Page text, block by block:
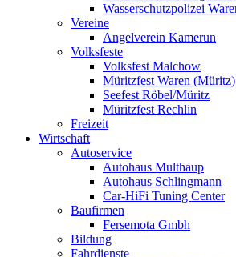
Wasserschutzpolizei
Vereine
Angelverein Kamerun
Volksfeste
Volksfest Malchow
Müritzfest Waren (Müritz)
Seefest Röbel/Müritz
Müritzfest Rechlin
Freizeit
Wirtschaft
Autoservice
Autohaus Multhaup
Autohaus Schlingmann
Car-HiFi Tuning Center
Baufirmen
Fersemota Gmbh
Bildung
Fahrdienste